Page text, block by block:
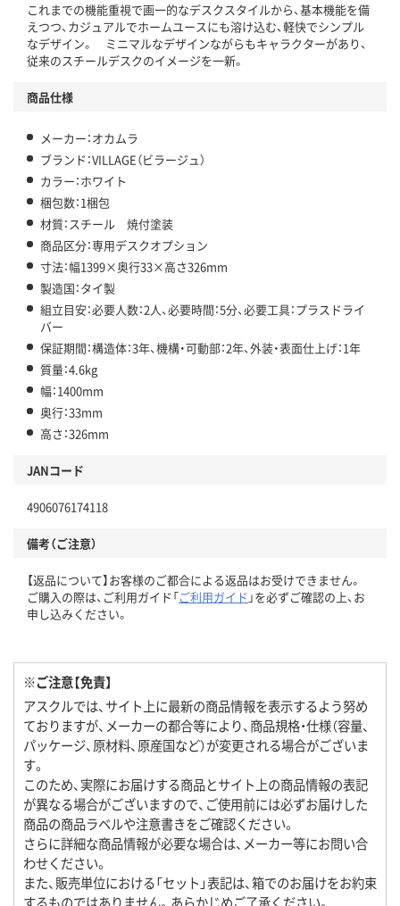
これまでの機能重視で画一的なデスクスタイルから、基本機能を備
えつつ、カジュアルでホームユースにも溶け込む、軽快でシンプル
なデザイン。 ミニマルなデザインながらもキャラクターがあり、
従来のスチールデスクのイメージを一新。
商品仕様
メーカー：オカムラ
ブランド：VILLAGE（ビラージュ）
カラー：ホワイト
梱包数：1梱包
材質：スチール 焼付塗装
商品区分：専用デスクオプション
寸法：幅1399×奥行33×高さ326mm
製造国：タイ製
組立目安：必要人数：2人、必要時間：5分、必要工具：プラスドライ
バー
保証期間：構造体：3年、機構・可動部：2年、外装・表面仕上げ：1年
質量：4.6kg
幅：1400mm
奥行：33mm
高さ：326mm
JANコード
4906076174118
備考（ご注意）
【返品について】お客様のご都合による返品はお受けできません。
ご購入の際は、ご利用ガイド「ご利用ガイド 」を必ずご確認の上、お
申し込みください。
※ご注意【免責】
アスクルでは、サイト上に最新の商品情報を表示するよう努め
ておりますが、メーカーの都合等により、商品規格・仕様（容量、
パッケージ、原材料、原産国など）が変更される場合がございま
す。
このため、実際にお届けする商品とサイト上の商品情報の表記
が異なる場合がございますので、ご使用前には必ずお届けした
商品の商品ラベルや注意書きをご確認ください。
さらに詳細な商品情報が必要な場合は、メーカー等にお問い合
わせください。
また、販売単位における「セット」表記は、箱でのお届けをお約束
するものではありません。あらかじめご了承ください。